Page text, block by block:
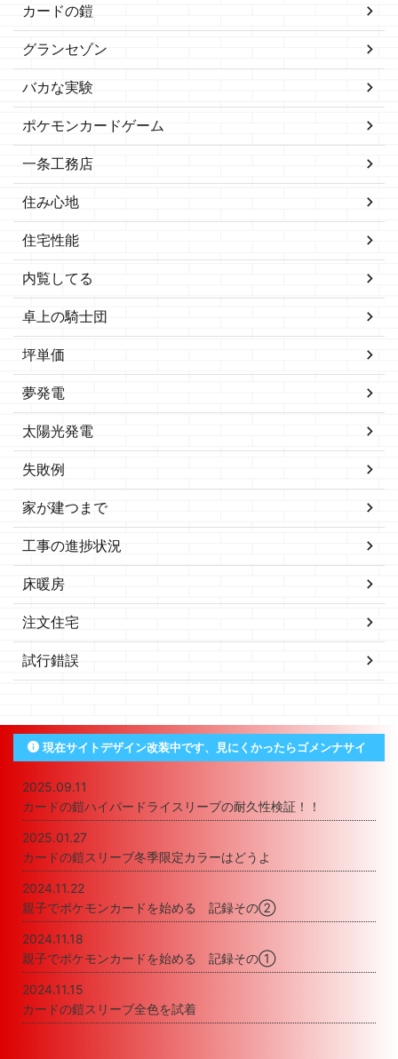
カードの鎧
グランセゾン
バカな実験
ポケモンカードゲーム
一条工務店
住み心地
住宅性能
内覧してる
卓上の騎士団
坪単価
夢発電
太陽光発電
失敗例
家が建つまで
工事の進捗状況
床暖房
注文住宅
試行錯誤
現在サイトデザイン改装中です、見にくかったらゴメンナサイ
2025.09.11
カードの鎧ハイパードライスリーブの耐久性検証！！
2025.01.27
カードの鎧スリーブ冬季限定カラーはどうよ
2024.11.22
親子でポケモンカードを始める 記録その②
2024.11.18
親子でポケモンカードを始める 記録その①
2024.11.15
カードの鎧スリーブ全色を試着